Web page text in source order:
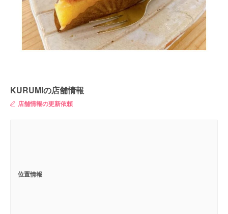
KURUMIの店舗情報
店舗情報の更新依頼
位置情報